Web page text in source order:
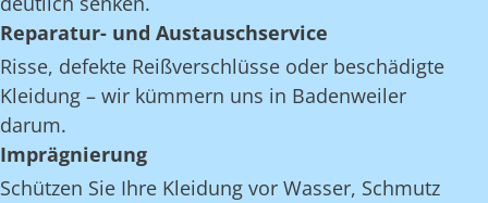
Reparatur- und Austauschservice
Risse, defekte Reißverschlüsse oder beschädigte
Kleidung – wir kümmern uns in Badenweiler
darum.
Imprägnierung
Schützen Sie Ihre Kleidung vor Wasser, Schmutz